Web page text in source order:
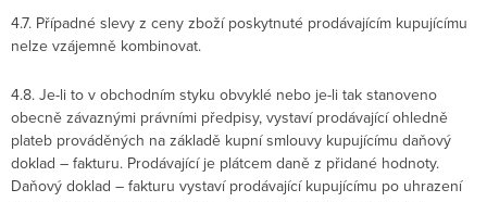
4.7. Případné slevy z ceny zboží poskytnuté prodávajícím kupujícímu
nelze vzájemně kombinovat.
4.8. Je-li to v obchodním styku obvyklé nebo je-li tak stanoveno
obecně závaznými právními předpisy, vystaví prodávající ohledně
plateb prováděných na základě kupní smlouvy kupujícímu daňový
doklad – fakturu. Prodávající je plátcem daně z přidané hodnoty.
Daňový doklad – fakturu vystaví prodávající kupujícímu po uhrazení